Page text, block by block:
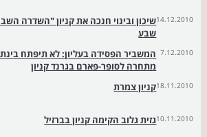
14.12.2010שיכון ובינוי חנכה את קניון "השדרה
שבע
7.12.2010 המשביר הפסידה בעליון: לא תיפתח
מתחרה לסופר-פארם בגרנד קניון
18.11.2010קניון צמרת
10.11.2010גזית גלוב הקימה קניון בברזיל